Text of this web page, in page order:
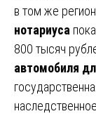
в том же
нотариуса
800 тысяч
автомобиля